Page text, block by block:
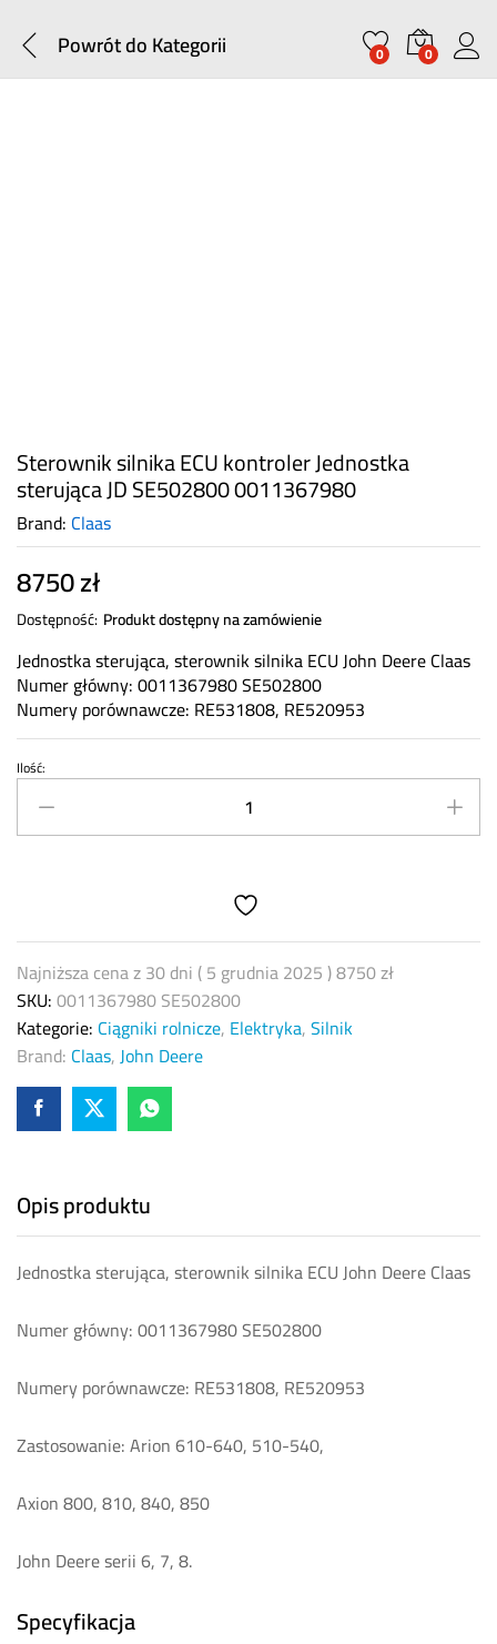
Powrót doKategorii 0 0
Sterownik silnika ECU kontroler Jednostka
sterująca JD SE502800 0011367980
Brand: Claas
8750zł
Dostępność: Produkt dostępny na zamówienie
Jednostka sterująca, sterownik silnika ECU John Deere Claas
Numer główny: 0011367980 SE502800
Numery porównawcze: RE531808, RE520953
Sterownik
silnika
ECU
JD
SE502800
0011367980
quantity
Ilość:
Najniższa cena z 30 dni (5 grudnia 2025)8750zł
SKU:0011367980 SE502800
Kategorie: Ciągniki rolnicze, Elektryka,Silnik
Brand: Claas,John Deere
Opis produktu
Jednostka sterująca, sterownik silnika ECU John Deere Claas
Numer główny: 0011367980 SE502800
Numery porównawcze: RE531808, RE520953
Zastosowanie: Arion 610-640, 510-540,
Axion 800, 810, 840, 850
John Deere serii 6, 7, 8.
Specyfikacja